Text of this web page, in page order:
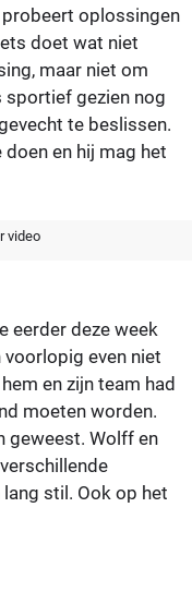
oplossingen
doet wat niet
maar niet om
sportief gezien nog
te beslissen.
en hij mag het
video
eerder deze week
even niet
en zijn team had
moeten worden.
geweest. Wolff en
stil. Ook op het